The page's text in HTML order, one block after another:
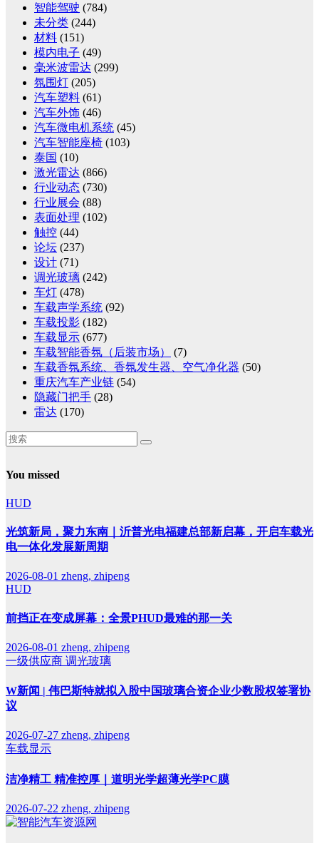
智能驾驶 (784)
未分类 (244)
材料 (151)
模内电子 (49)
毫米波雷达 (299)
氛围灯 (205)
汽车塑料 (61)
汽车外饰 (46)
汽车微电机系统 (45)
汽车智能座椅 (103)
泰国 (10)
激光雷达 (866)
行业动态 (730)
行业展会 (88)
表面处理 (102)
触控 (44)
论坛 (237)
设计 (71)
调光玻璃 (242)
车灯 (478)
车载声学系统 (92)
车载投影 (182)
车载显示 (677)
车载智能香氛（后装市场）
(7)
车载香氛系统、香氛发生器、空气净化器 (50)
重庆汽车产业链 (54)
隐藏门把手 (28)
雷达 (170)
You missed
HUD
光筑新局，聚力东南｜沂普光电福建总部新启幕，开启车载光
电一体化发展新周期
2026-08-01 zheng, zhipeng
HUD
前挡正在变成屏幕：全景PHUD最难的那一关
2026-08-01 zheng, zhipeng
一级供应商 调光玻璃
W新闻 | 伟巴斯特就拟入股中国玻璃合资企业少数股权签署协
议
2026-07-27 zheng, zhipeng
车载显示
洁净精工 精准控厚｜道明光学超薄光学PC膜
2026-07-22 zheng, zhipeng